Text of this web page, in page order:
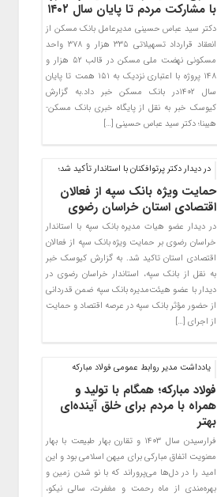
با مشارکت مردم تا پایان سال ۱۴۰۲
دکتر سید عباس حسینی مدیرعامل بانک مسکن از
انعقاد قرارداد تسهیلاتی ۳۳۵ هزار و ۳۷۸ واحد
مسکونی نهضت ملی مسکن در قالب ۵۲ هزار و
۱۴۸ پروژه با اعتباری نزدیک به ۱۵۱ همت تا پایان
سال ۱۴۰۲در بانک مسکن خبر داد.به گزارش
کیوسک خبر به نقل از پایگاه خبری بانک مسکن-
هیبنا؛ دکتر سید عباس حسینی […]
در دیدار دکتر پرتوافکنان با استاندار تأکید شد؛
حمایت ویژه بانک سپه از فعالان
اقتصادی استان خراسان رضوی
در دیدار عضو هیات مدیره بانک سپه با استاندار
خراسان رضوی بر حمایت ویژه بانک سپه از فعالان
اقتصادی استان تاکید شد. به گزارش کیوسک خبر
به نقل از بانک سپه، استاندار خراسان رضوی در
دیدار با عضو هیئت‌مدیره بانک سپه ضمن قدردانی
از حضور مؤثر بانک سپه در عرصه اقتصاد و حمایت
از اجرای […]
یادداشت مدیر روابط عمومی فولاد مبارکه
فولاد مبارکه؛ همگام با تولید و
همراه با مردم برای خلق آینده‌ای
بهتر
فرارسیدن سال ۱۴۰۳ و تقارن بهار طبیعت با بهار
معنویت اتفاق مبارکی برای میهن اسلامی بود و این
امید را در دل‌ها می‌پروراند که با نو شدن زمین و
بهره‌مندی از ماه رحمت و مغفرت، سالی نیکو،